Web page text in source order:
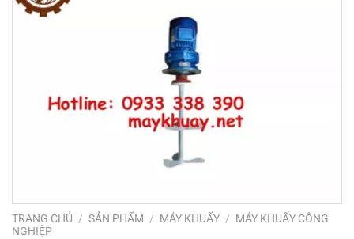
TRANG CHỦ / SẢN PHẨM / MÁY KHUẤY / MÁY KHUẤY CÔNG
NGHIỆP